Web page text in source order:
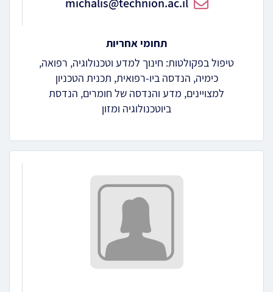
michalis@technion.ac.il
תחומי אחריות
טיפול בפקולטות: חינוך למדע וטכנולוגיה, רפואה,
כימיה, הנדסה ביו-רפואית, תכנית הטכניון
למצויינים, מדע והנדסה של חומרים, הנדסת
ביוטכנולוגיה ומזון